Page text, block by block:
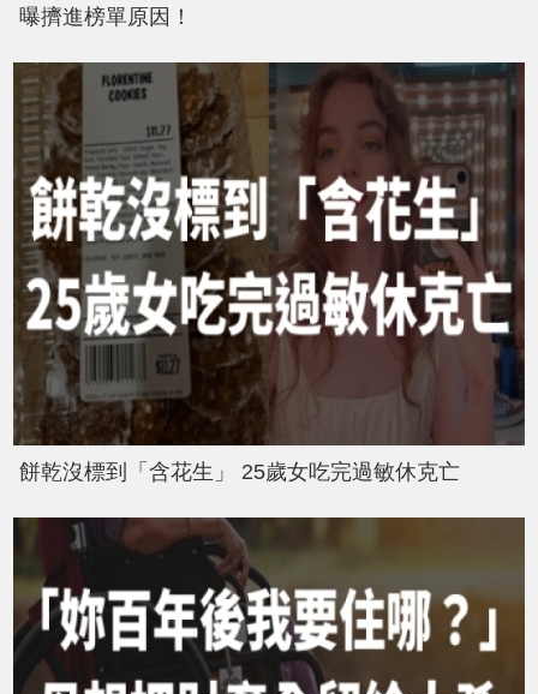
曝擠進榜單原因！
餅乾沒標到「含花生」 25歲女吃完過敏休克亡